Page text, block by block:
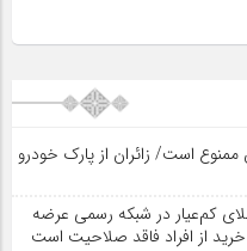
ممنوع است/ زائران از پارک خودرو
کم‌عیار در شبکه رسمی عرضه
از افراد فاقد صلاحیت است